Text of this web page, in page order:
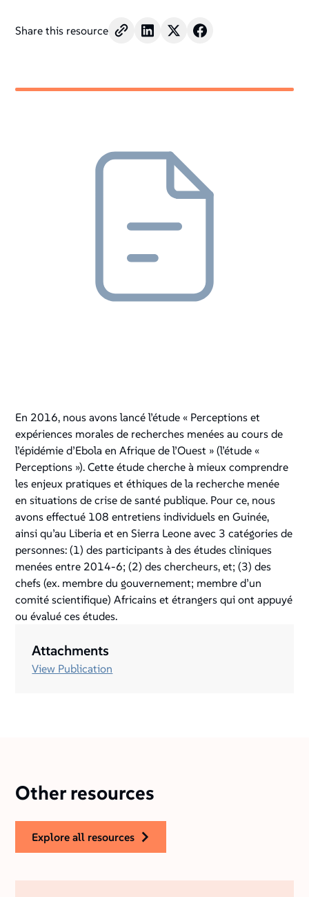
Share this resource
En 2016, nous avons lancé l’étude « Perceptions et
expériences morales de recherches menées au cours de
l’épidémie d’Ebola en Afrique de l’Ouest » (l’étude «
Perceptions »). Cette étude cherche à mieux comprendre
les enjeux pratiques et éthiques de la recherche menée
en situations de crise de santé publique. Pour ce, nous
avons effectué 108 entretiens individuels en Guinée,
ainsi qu’au Liberia et en Sierra Leone avec 3 catégories de
personnes: (1) des participants à des études cliniques
menées entre 2014-6; (2) des chercheurs, et; (3) des
chefs (ex. membre du gouvernement; membre d’un
comité scientifique) Africains et étrangers qui ont appuyé
ou évalué ces études.
Attachments
View Publication
Other resources
explore all resources